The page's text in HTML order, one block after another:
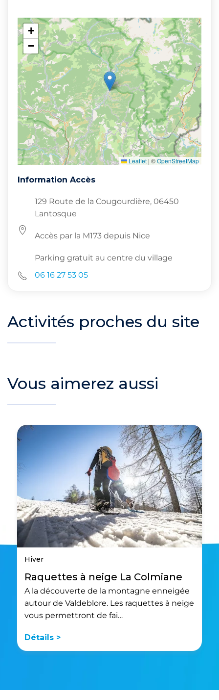
+
−
Leaflet | ©OpenStreetMap
Information Accès
129 Route de la Cougourdière, 06450
Lantosque
Accès par la M173 depuis Nice
Parking gratuit au centre du village
06 16 27 53 05
Activités proches du site
Vous aimerez aussi
Hiver
Raquettes à neige La Colmiane
A la découverte de la montagne enneigée
autour de Valdeblore. Les raquettes à neige
vous permettront de fai…
Détails >